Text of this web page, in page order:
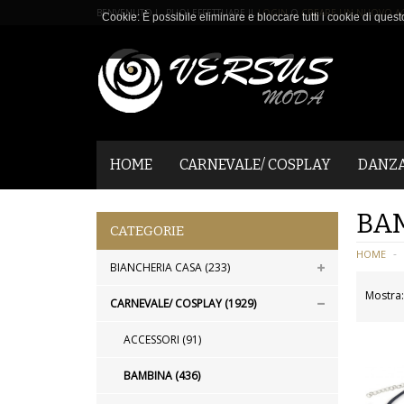
BENVENUTO ! PUOI EFFETTUARE ILLOGINO CREARE UN NUOVO
HOME CARNEVALE/ COSPLAY
CATEGORIE
BIANCHERIA CASA (233)
CARNEVALE/ COSPLAY (1929)
ACCESSORI (91)
BAMBINA (436)
HOME
Mostra:
Cookie: È possibile eliminare e bloccare tutti i cookie di